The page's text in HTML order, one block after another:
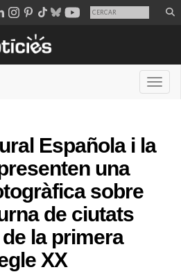
Española i la
una
sobre
de ciutats
la primera
XX